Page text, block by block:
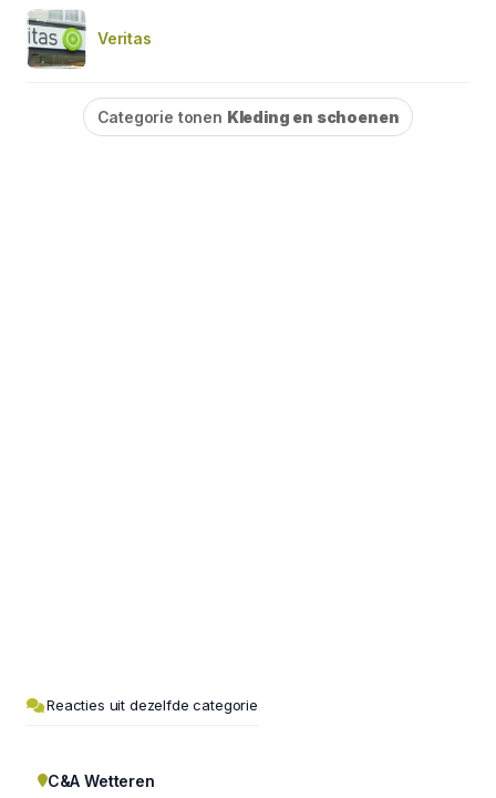
Veritas
Categorie tonen Kleding en schoenen
Reacties uit dezelfde categorie
C&A Wetteren